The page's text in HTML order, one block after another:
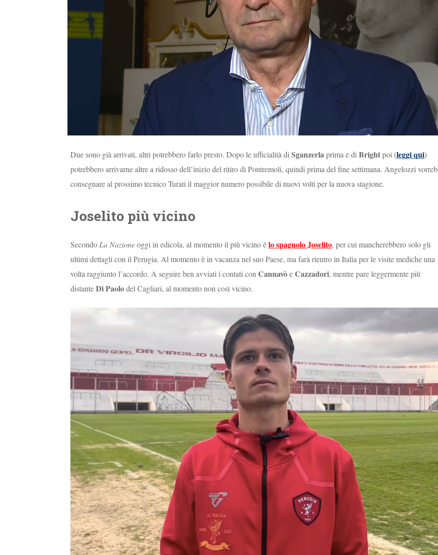
Due sono già arrivati, altri potrebbero farlo presto. Dopo le ufficialità di Sganzerlaprima e di Brightpoi (leggi qui)
potrebbero arrivarne altre a ridosso dell’inizio del ritiro di Pontremoli, quindi prima del fine settimana. Angelozzi
consegnare al prossimo tecnico Turati il maggior numero possibile di nuovi volti per la nuova stagione.
Joselito più vicino
Secondo La Nazioneoggi in edicola, al momento il più vicino èlo spagnolo Joselito, per cui mancherebbero solo gli
ultimi dettagli con il Perugia. Al momento è in vacanza nel suo Paese, ma farà rientro in Italia per le visite mediche una
volta raggiunto l’accordo. A seguire ben avviati i contati con CannavòeCazzadori, mentre pare leggermente più
distanteDi Paolodel Cagliari, al momento non così vicino.